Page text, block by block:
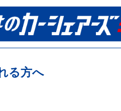
る方へ